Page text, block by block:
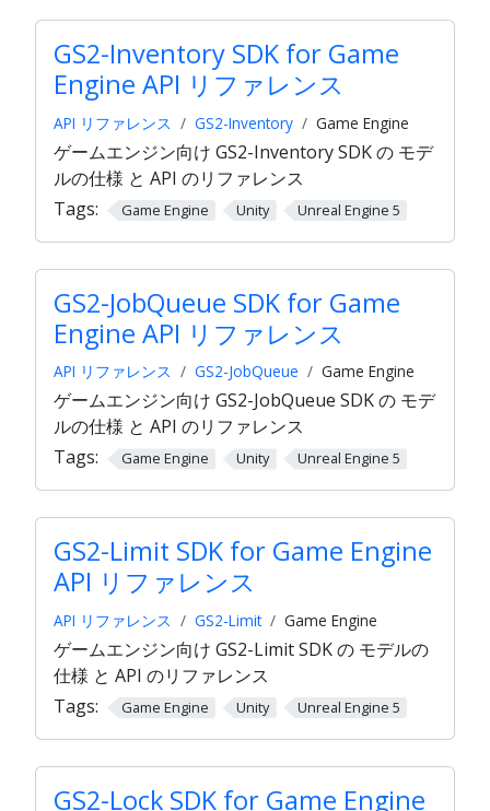
GS2-Inventory SDK for Game
Engine API リファレンス
API リファレンス GS2-Inventory Game Engine
ゲームエンジン向け GS2-Inventory SDK の モデ
ルの仕様 と API のリファレンス
Tags:
Game Engine Unity Unreal Engine 5
GS2-JobQueue SDK for Game
Engine API リファレンス
API リファレンス GS2-JobQueue Game Engine
ゲームエンジン向け GS2-JobQueue SDK の モデ
ルの仕様 と API のリファレンス
Tags:
Game Engine Unity Unreal Engine 5
GS2-Limit SDK for Game Engine
API リファレンス
API リファレンス GS2-Limit Game Engine
ゲームエンジン向け GS2-Limit SDK の モデルの
仕様 と API のリファレンス
Tags:
Game Engine Unity Unreal Engine 5
GS2-Lock SDK for Game Engine